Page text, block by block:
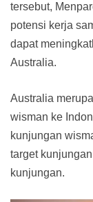
tersebut,
potensi kerja
dapat
Australia.
Australia
wisman ke
kunjungan
target
kunjungan.